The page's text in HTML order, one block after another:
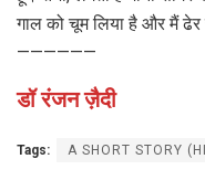
गाल को चूम लिया है और मैं ढेर
——————
डॉ रंजन ज़ैदी
Tags: A SHORT STORY